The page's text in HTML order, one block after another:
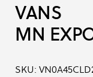
VANS
MN
SKU: